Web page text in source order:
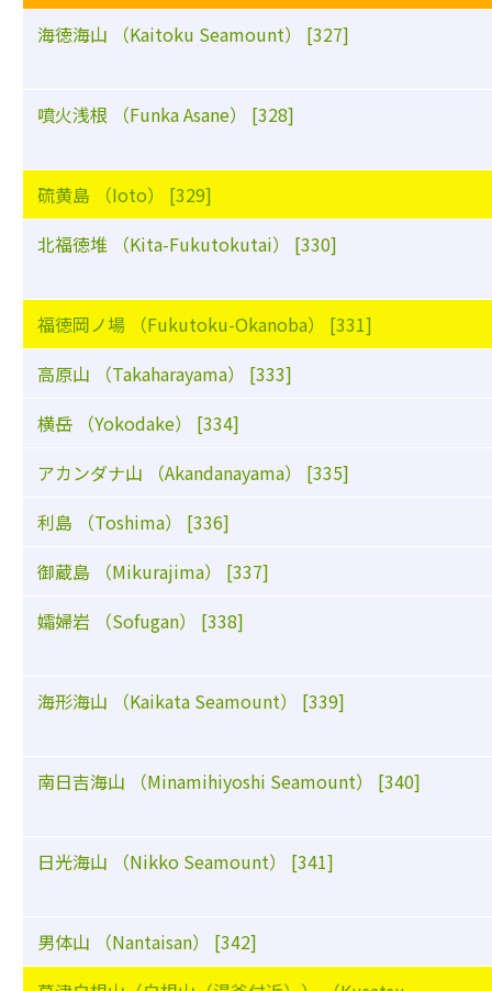
海徳海山 （Kaitoku Seamount） [327]
噴火浅根 （Funka Asane） [328]
硫黄島 （Ioto） [329]
北福徳堆 （Kita-Fukutokutai） [330]
福徳岡ノ場 （Fukutoku-Okanoba） [331]
高原山 （Takaharayama） [333]
横岳 （Yokodake） [334]
アカンダナ山 （Akandanayama） [335]
利島 （Toshima） [336]
御蔵島 （Mikurajima） [337]
孀婦岩 （Sofugan） [338]
海形海山 （Kaikata Seamount） [339]
南日吉海山 （Minamihiyoshi Seamount） [340]
日光海山 （Nikko Seamount） [341]
男体山 （Nantaisan） [342]